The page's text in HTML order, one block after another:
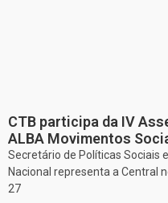
CTB participa da IV
ALBA Movimentos
Secretário de Políticas Sociais
Nacional representa a Central
27